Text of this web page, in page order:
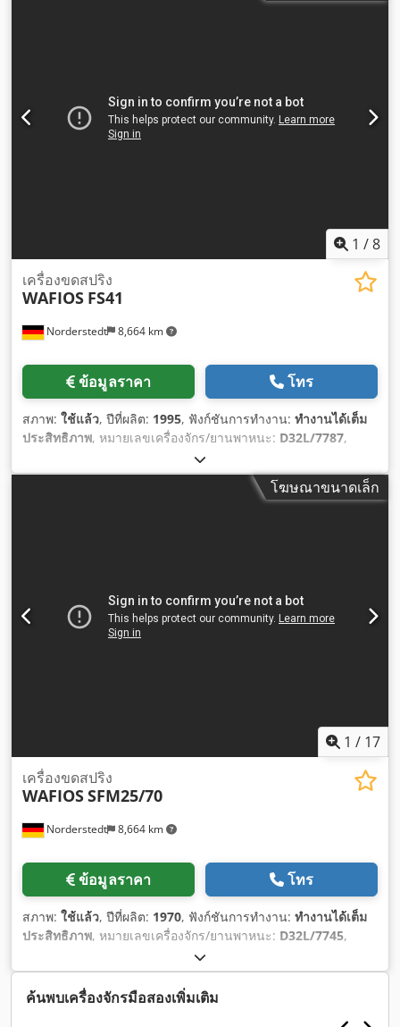
1 /8
Norderstedt 8,664 km
เครื่องขดสปริง
WAFIOS FS41
ข้อมูลราคา โทร
สภาพ: ใช้แล้ว, ปีที่ผลิต: 1995, ฟังก์ชันการทำงาน: ทำงานได้เต็ม
ประสิทธิภาพ, หมายเลขเครื่องจักร/ยานพาหนะ: D32L/7787,
โฆษณาขนาดเล็ก
1 / 17
Norderstedt 8,664 km
เครื่องขดสปริง
WAFIOSSFM25/70
ข้อมูลราคา โทร
สภาพ: ใช้แล้ว, ปีที่ผลิต: 1970, ฟังก์ชันการทำงาน: ทำงานได้เต็ม
ประสิทธิภาพ, หมายเลขเครื่องจักร/ยานพาหนะ: D32L/7745,
ค้นพบเครื่องจักรมือสองเพิ่มเติม